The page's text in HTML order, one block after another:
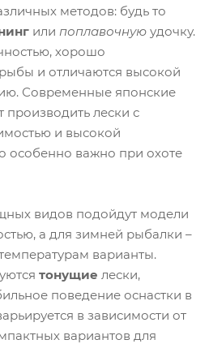
методов: будь то
или поплавочную удочку.
хорошо
и отличаются высокой
Современные японские
производить лески с
и высокой
особенно важно при охоте
видов подойдут модели
а для зимней рыбалки –
варианты.
тонущие лески,
поведение оснастки в
в зависимости от
вариантов для